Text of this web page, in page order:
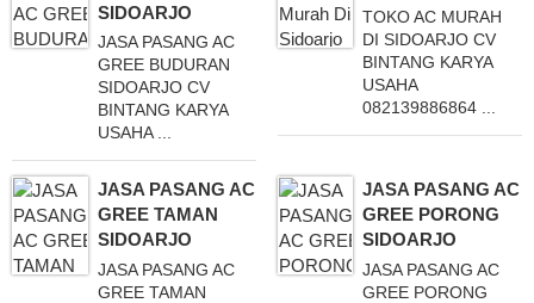
SIDOARJO
JASA PASANG AC
GREE BUDURAN
SIDOARJO CV
BINTANG KARYA
USAHA ...
TOKO AC MURAH
DI SIDOARJO CV
BINTANG KARYA
USAHA
082139886864 ...
JASA PASANG AC
GREE TAMAN
SIDOARJO
JASA PASANG AC
GREE TAMAN
JASA PASANG AC
GREE PORONG
SIDOARJO
JASA PASANG AC
GREE PORONG